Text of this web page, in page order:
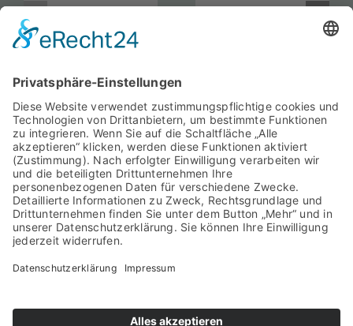
CV-
Pressesprecher
Amtszeit
beginnt